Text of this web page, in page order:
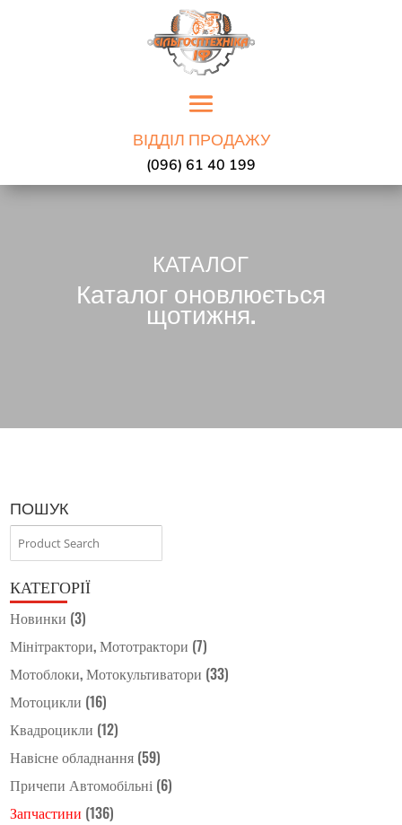
ВІДДІЛ ПРОДАЖУ
(096) 61 40 199
КАТАЛОГ
Каталог оновлюється
щотижня.
ПОШУК
КАТЕГОРІЇ
Новинки (3)
Мінітрактори, Мототрактори (7)
Мотоблоки, Мотокультиватори (33)
Мотоцикли (16)
Квадроцикли (12)
Навісне обладнання (59)
Причепи Автомобільні (6)
Запчастини (136)